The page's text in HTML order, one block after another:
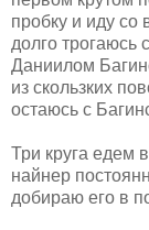
пробку и иду
долго трогаюсь
Даниилом
из скользких
остаюсь с
Три круга едем
найнер
добираю его в